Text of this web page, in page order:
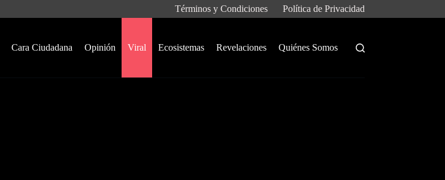
Términos y Condiciones Política de Privacidad
Cara Ciudadana Opinión Viral Ecosistemas Revelaciones Quiénes Somos